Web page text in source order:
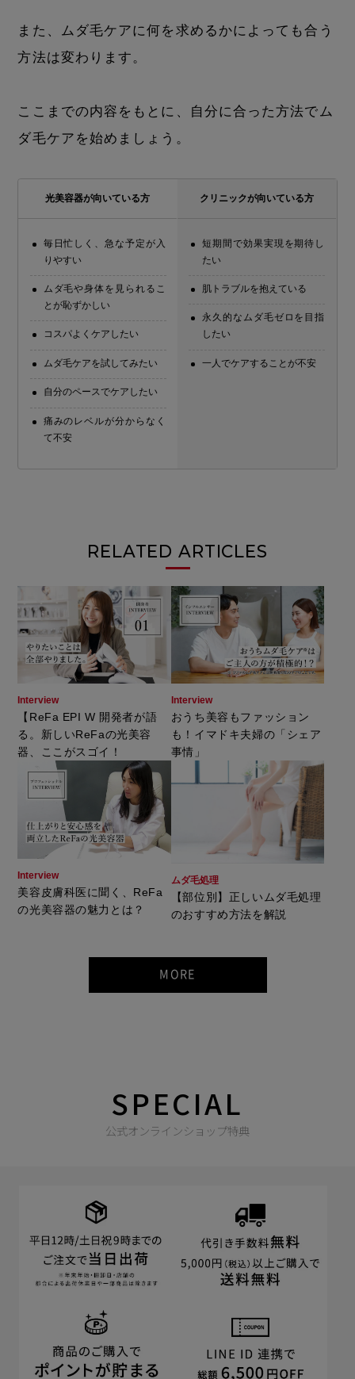
また、ムダ毛ケアに何を求めるかによっても合う
方法は変わります。
ここまでの内容をもとに、自分に合った方法でム
ダ毛ケアを始めましょう。
光美容器が向いている方
毎日忙しく、急な予定が入
りやすい
ムダ毛や身体を見られるこ
とが恥ずかしい
コスパよくケアしたい
ムダ毛ケアを試してみたい
自分のペースでケアしたい
痛みのレベルが分からなく
て不安
クリニックが向いている方
短期間で効果実現を期待し
たい
肌トラブルを抱えている
永久的なムダ毛ゼロを目指
したい
一人でケアすることが不安
RELATED ARTICLES
Interview
【ReFa EPI W 開発者が語
る。新しいReFaの光美容
器、ここがスゴイ！
Interview
おうち美容もファッション
も！イマドキ夫婦の「シェア
事情」
Interview
美容皮膚科医に聞く、ReFa
の光美容器の魅力とは？
ムダ毛処理
【部位別】正しいムダ毛処理
のおすすめ方法を解説
MORE
SPECIAL
公式オンラインショップ特典